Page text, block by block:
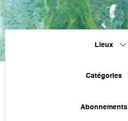
Lieux
Catégories
Abonnements